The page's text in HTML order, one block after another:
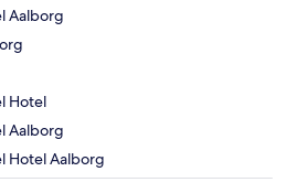
Aalborg
Hotel
Aalborg
Hotel Aalborg